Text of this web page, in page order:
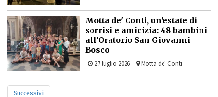
Motta de' Conti, un'estate di
sorrisi e amicizia: 48 bambini
all'Oratorio San Giovanni
Bosco
27 luglio 2026 Motta de' Conti
Successivi